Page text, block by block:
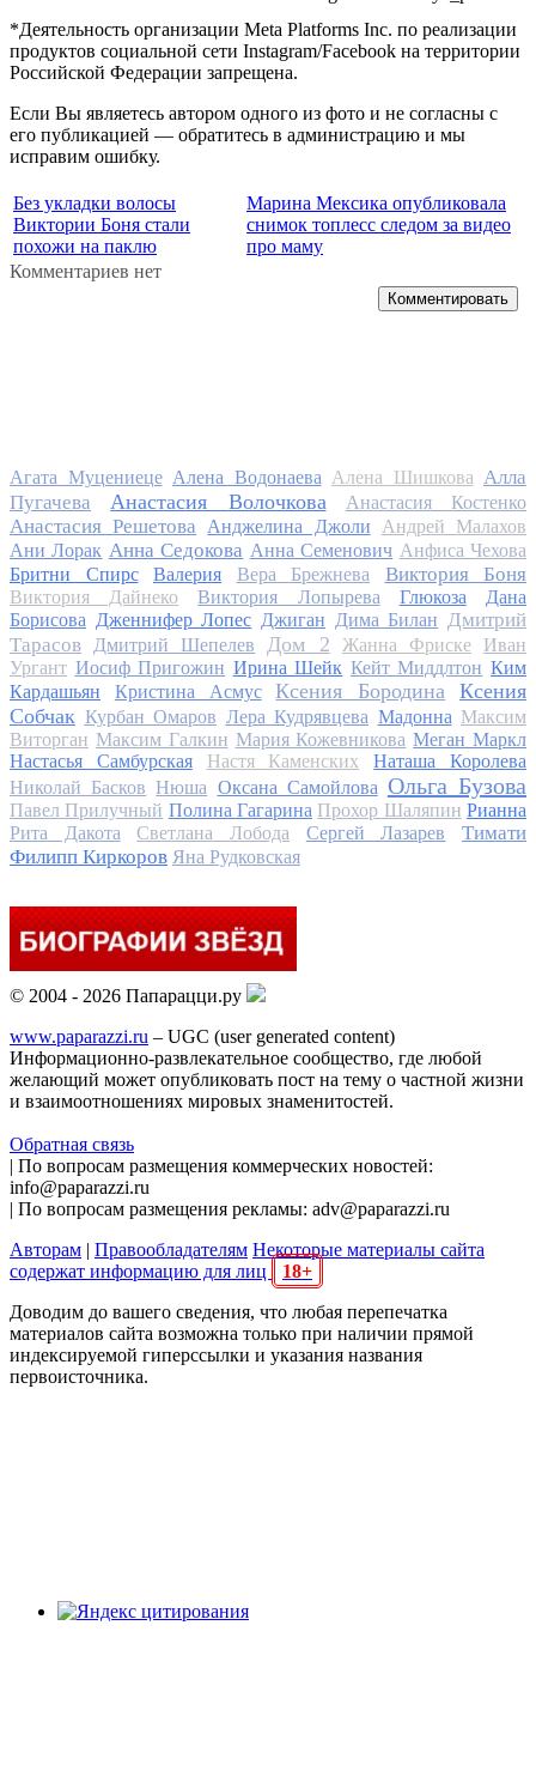
*Деятельность организации Meta Platforms Inc. по реализации
продуктов социальной сети Instagram/Facebook на территории
Российской Федерации запрещена.
Если Вы являетесь автором одного из фото и не согласны с
его публикацией — обратитесь в администрацию и мы
исправим ошибку.
Без укладки волосы
Виктории Боня стали
похожи на паклю
Марина Мексика опубликовала
снимок топлесс следом за видео
про маму
Комментариев нет
Комментировать
Агата Муцениеце Алена Водонаева Алена Шишкова Алла
Пугачева
Анастасия Волочкова Анастасия Костенко
Анастасия Решетова Анджелина Джоли
Андрей Малахов
Ани Лорак Анна Седокова Анна Семенович Анфиса Чехова
Бритни Спирс
Валерия Вера Брежнева Виктория Боня
Виктория Дайнеко Виктория Лопырева Глюкоза
Дана
Борисова Дженнифер Лопес Джиган Дима Билан Дмитрий
Тарасов
Дмитрий Шепелев Дом 2 Жанна Фриске
Иван
Ургант Иосиф Пригожин Ирина Шейк Кейт Миддлтон Ким
Кардашьян
Кристина Асмус Ксения Бородина
Ксения
Собчак Курбан Омаров Лера Кудрявцева Мадонна Максим
Виторган Максим Галкин Мария Кожевникова Меган Маркл
Настасья Самбурская
Настя Каменских
Наташа Королева
Николай Басков Нюша Оксана Самойлова Ольга Бузова
Павел Прилучный Полина Гагарина Прохор Шаляпин Рианна
Рита Дакота
Светлана Лобода Сергей Лазарев
Тимати
Филипп Киркоров Яна Рудковская
© 2004 - 2026 Папарацци.ру
www.paparazzi.ru – UGC (user generated content)
Информационно-развлекательное сообщество, где любой
желающий может опубликовать пост на тему о частной жизни
и взаимоотношениях мировых знаменитостей.
Обратная связь
| По вопросам размещения коммерческих новостей:
info@paparazzi.ru
| По вопросам размещения рекламы: adv@paparazzi.ru
Авторам | Правообладателям Некоторые материалы сайта
содержат информацию для лиц
18+
Доводим до вашего сведения, что любая перепечатка
материалов сайта возможна только при наличии прямой
индексируемой гиперссылки и указания названия
первоисточника.